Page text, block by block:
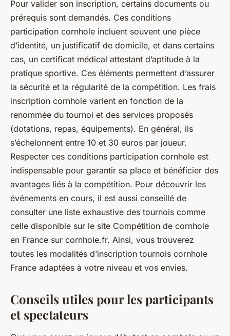
Pour valider son inscription, certains documents ou
prérequis sont demandés. Ces conditions
participation cornhole incluent souvent une pièce
d’identité, un justificatif de domicile, et dans certains
cas, un certificat médical attestant d’aptitude à la
pratique sportive. Ces éléments permettent d’assurer
la sécurité et la régularité de la compétition. Les frais
inscription cornhole varient en fonction de la
renommée du tournoi et des services proposés
(dotations, repas, équipements). En général, ils
s’échelonnent entre 10 et 30 euros par joueur.
Respecter ces conditions participation cornhole est
indispensable pour garantir sa place et bénéficier des
avantages liés à la compétition. Pour découvrir les
événements en cours, il est aussi conseillé de
consulter une liste exhaustive des tournois comme
celle disponible sur le site Compétition de cornhole
en France sur cornhole.fr. Ainsi, vous trouverez
toutes les modalités d’inscription tournois cornhole
France adaptées à votre niveau et vos envies.
Conseils utiles pour les participants
et spectateurs